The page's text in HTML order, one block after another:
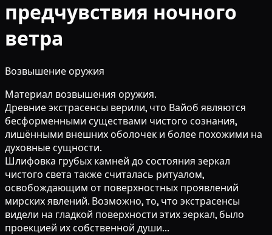
предчувствия ночного
ветра
Возвышение оружия
Материал возвышения оружия.
Древние экстрасенсы верили, что Вайоб являются
бесформенными существами чистого сознания,
лишёнными внешних оболочек и более похожими на
духовные сущности.
Шлифовка грубых камней до состояния зеркал
чистого света также считалась ритуалом,
освобождающим от поверхностных проявлений
мирских явлений. Возможно, то, что экстрасенсы
видели на гладкой поверхности этих зеркал, было
проекцией их собственной души...